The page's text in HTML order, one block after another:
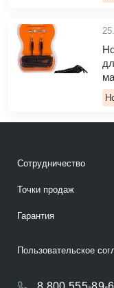
Сотрудничество
Точки продаж
Гарантия
Пользовательское